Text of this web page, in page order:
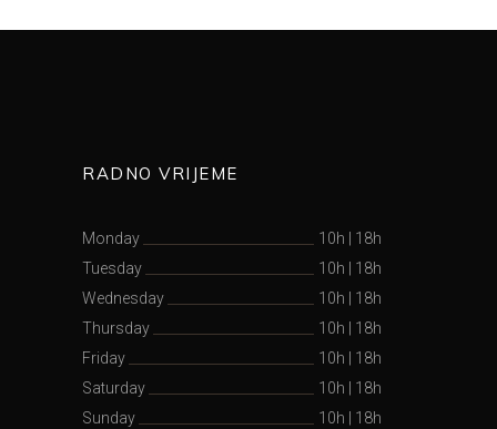
RADNO VRIJEME
Monday 10h
18h
Tuesday
10h
18h
Wednesday
10h
18h
Thursday
10h
18h
Friday
10h
18h
Saturday
10h
18h
Sunday
10h 18h